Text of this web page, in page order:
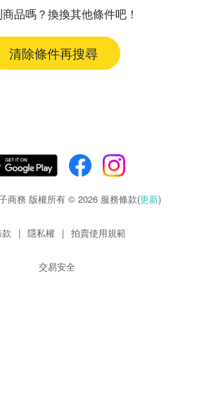
品嗎？換換其他條件吧！
清除條件再搜尋
商務 版權所有 © 2026 服務條款(更新)
| 隱私權 | 拍賣使用規範
交易安全